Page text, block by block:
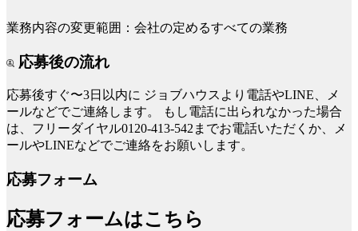
業務内容の変更範囲：会社の定めるすべての業務
応募後の流れ
応募後すぐ〜3日以内に ジョブハウスより電話やLINE、メ
ールなどでご連絡します。
もし電話に出られなかった場合
は、フリーダイヤル0120-413-542までお電話いただくか、メ
ールやLINEなどでご連絡をお願いします。
応募フォーム
応募フォームはこちら